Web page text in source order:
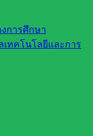
การศึกษา
เทคโนโลยีและการ